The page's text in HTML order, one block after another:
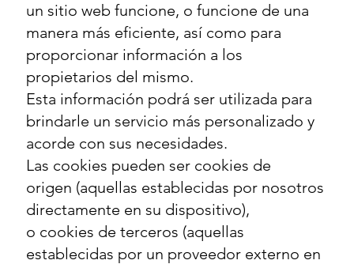
un sitio web funcione, o funcione de una
manera más eficiente, así como para
proporcionar información a los
propietarios del mismo.
Esta información podrá ser utilizada para
brindarle un servicio más personalizado y
acorde con sus necesidades.
Las cookies pueden ser cookies de
origen (aquellas establecidas por nosotros
directamente en su dispositivo),
o cookies de terceros (aquellas
establecidas por un proveedor externo en